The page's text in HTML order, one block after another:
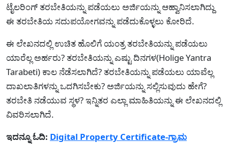
ಟೈಲರಿಂಗ್ ತರಬೇತಿಯನ್ನು ಪಡೆಯಲು ಅರ್ಜಿಯನ್ನು ಆಹ್ವಾನಿಸಲಾಗಿದ್ದು
ಈ ತರಬೇತಿಯ ಸದುಪಯೋಗವನ್ನು ಪಡೆದುಕೊಳ್ಳಲು ಕೋರಿದೆ.
ಈ ಲೇಖನದಲ್ಲಿ ಉಚಿತ ಹೊಲಿಗೆ ಯಂತ್ರ ತರಬೇತಿಯನ್ನು ಪಡೆಯಲು
ಯಾರೆಲ್ಲ ಅರ್ಹರು? ತರಬೇತಿಯನ್ನು ಎಷ್ಟು ದಿನಗಳ(Holige Yantra
Tarabeti) ಕಾಲ ನೆಡೆಸಲಾಗಿದೆ? ತರಬೇತಿಯನ್ನು ಪಡೆಯಲು ಯಾವೆಲ್ಲ
ದಾಖಲಾತಿಗಳನ್ನು ಒದಗಿಸಬೇಕು? ಅರ್ಜಿಯನ್ನು ಸಲ್ಲಿಸುವುದು ಹೇಗೆ?
ತರಬೇತಿ ನಡೆಯುವ ಸ್ಥಳ? ಇನ್ನಿತರ ಎಲ್ಲಾ ಮಾಹಿತಿಯನ್ನು ಈ ಲೇಖನದಲ್ಲಿ
ವಿವರಿಸಲಾಗಿದೆ.
ಇದನ್ನೂ ಓದಿ: Digital Property Certificate-ಗ್ರಾಮ